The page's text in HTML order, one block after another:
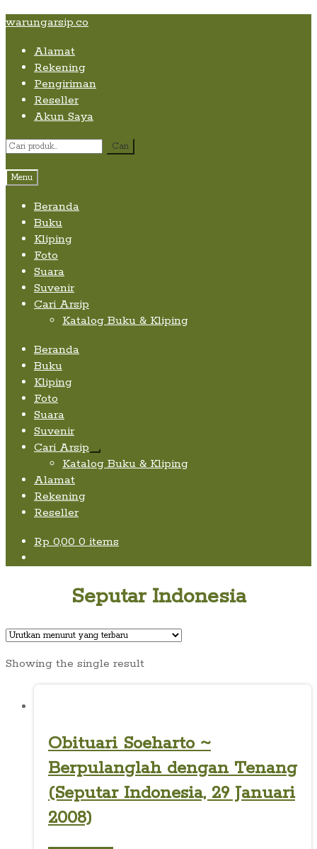
Skip
content
Skip
navigation
Skip
content
warungarsip.co
Alamat
Rekening
Pengiriman
Reseller
Akun Saya
Pencarian
Cari
Menu
Beranda
Buku
Kliping
Foto
Suara
Suvenir
Cari Arsip
Katalog Buku & Kliping
Beranda
Buku
Kliping
Foto
Suara
Suvenir
Cari Arsip
Expand
child
Katalog Buku & Kliping
Alamat
Rekening
Reseller
Rp 0,00 0 items
Seputar Indonesia
Showing the single result
Obituari Soeharto ~
Berpulanglah dengan Tenang
(Seputar Indonesia, 29 Januari
2008)